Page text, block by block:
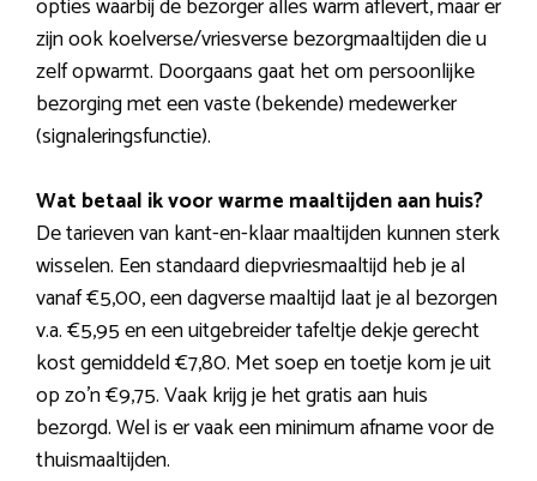
opties waarbij de bezorger alles warm aflevert, maar er
zijn ook koelverse/vriesverse bezorgmaaltijden die u
zelf opwarmt. Doorgaans gaat het om persoonlijke
bezorging met een vaste (bekende) medewerker
(signaleringsfunctie).
Wat betaal ik voor warme maaltijden aan huis?
De tarieven van kant-en-klaar maaltijden kunnen sterk
wisselen. Een standaard diepvriesmaaltijd heb je al
vanaf €5,00, een dagverse maaltijd laat je al bezorgen
v.a. €5,95 en een uitgebreider tafeltje dekje gerecht
kost gemiddeld €7,80. Met soep en toetje kom je uit
op zo’n €9,75. Vaak krijg je het gratis aan huis
bezorgd. Wel is er vaak een minimum afname voor de
thuismaaltijden.